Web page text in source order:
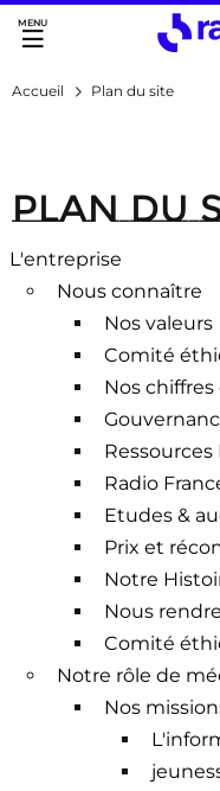
Accès direct :
Menu principal
Accueil Plan du site
Plan du
[RDF] Arborescence
L'entreprise
Nous connaître
Nos valeurs
Comité
Nos chiffres
Radio
Etudes &
Prix et
Notre
Nous
Comité
Notre rôle de
Nos